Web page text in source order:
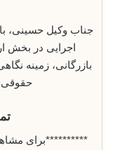
جناب وکیل حسینی،
اجرایی در بخش
بازرگانی، زمینه
حقوقی
**********برای